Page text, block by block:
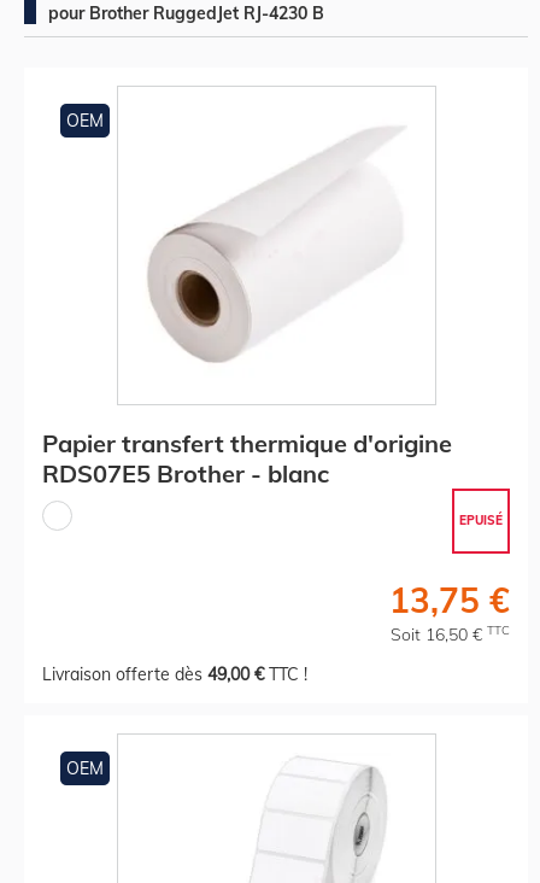
pour Brother RuggedJet RJ-4230 B
OEM
Papier transfert thermique d'origine
RDS07E5 Brother - blanc
EPUISÉ
13,75 €
Soit 16,50 € TTC
Livraison offerte dès 49,00 €TTC !
OEM